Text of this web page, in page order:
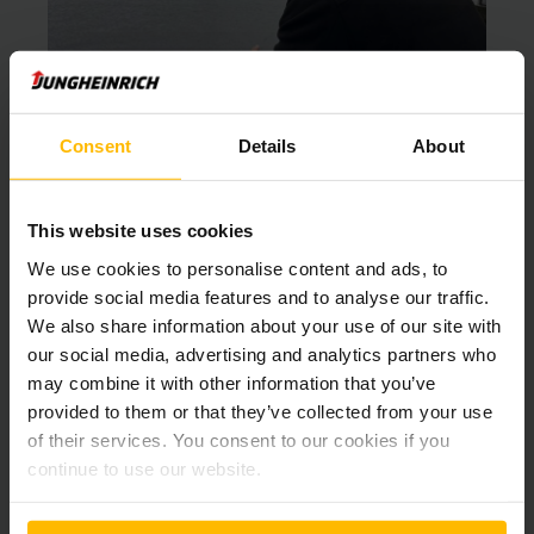
Consent Details About
This website uses cookies
We use cookies to personalise content and ads, to
provide social media features and to analyse our traffic.
We also share information about your use of our site with
our social media, advertising and analytics partners who
may combine it with other information that you’ve
provided to them or that they’ve collected from your use
of their services. You consent to our cookies if you
continue to use our website.
im neuen Umfeld eine wichtige Rolle. Kleine
Alltagssituationen – ein Gespräch an der Kaffeemaschine,
unterschiedlichen Perspektiven – wurden schnell zu
wertvollsten“, sagt Pietro. „Sie machen aus einem neuen
Arbeitsplatz ein vertrautes Umfeld und zeigen, wie wichtig
Vielfalt für gemeinsame Ziele ist.“
Auch außerhalb der Arbeit wurde Hamburg für ihn zu einem
Lernraum. Das Kennenlernen neuer Gewohnheiten und
Denkweisen half ihm, nicht nur das Umfeld besser zu
verstehen, sondern auch sich selbst. Unterschiedliche
und ein bewussteres Verständnis der eigenen Stärken und